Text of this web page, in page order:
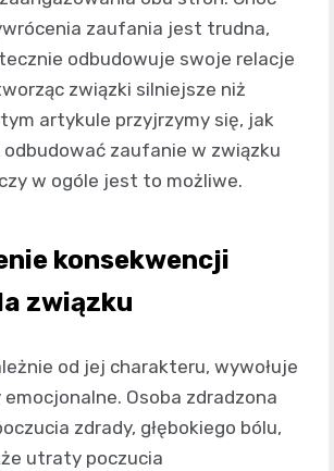
zaufania jest trudna,
odbudowuje swoje relacje
związki silniejsze niż
artykule przyjrzymy się, jak
odbudować zaufanie w związku
w ogóle jest to możliwe.
konsekwencji
związku
od jej charakteru, wywołuje
emocjonalne. Osoba zdradzona
zdrady, głębokiego bólu,
utraty poczucia